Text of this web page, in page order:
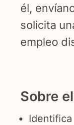
él,
solicita
empleo
Sobre